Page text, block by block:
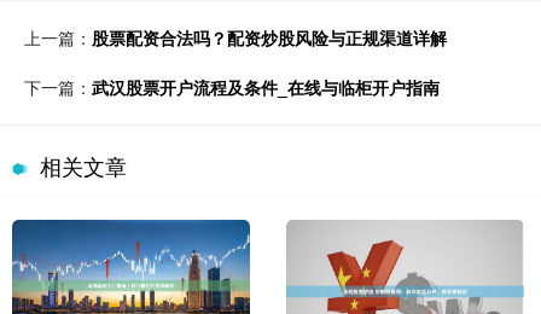
上一篇： 股票配资合法吗？配资炒股风险与正规渠道详解
下一篇： 武汉股票开户流程及条件_在线与临柜开户指南
相关文章